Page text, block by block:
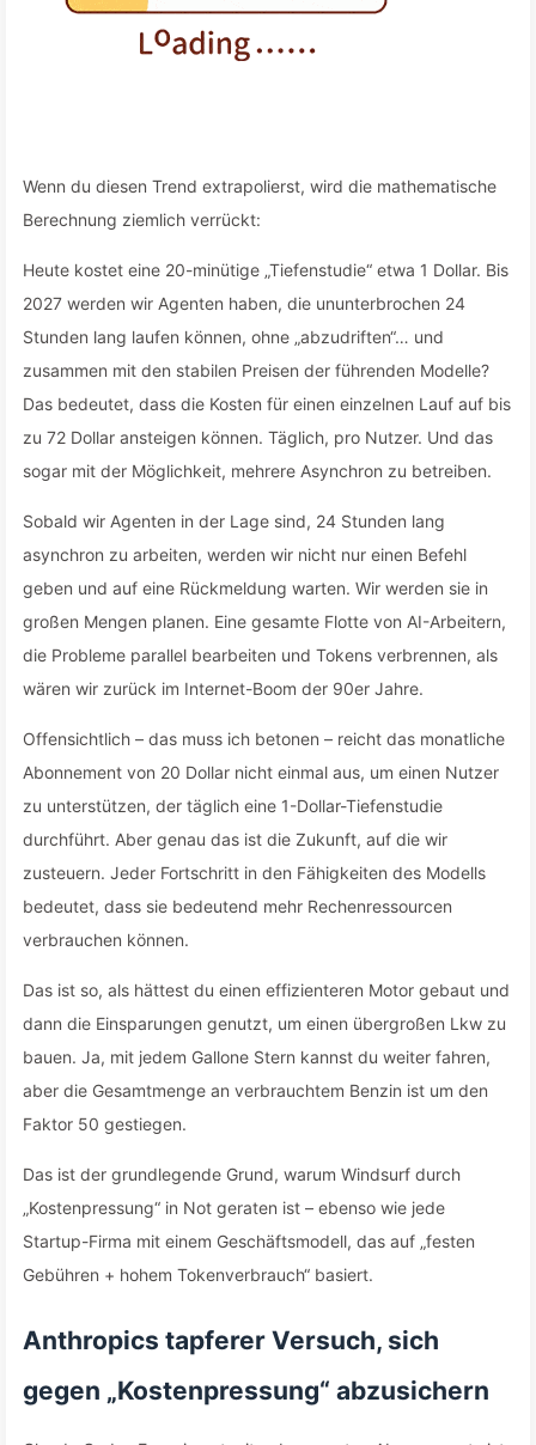
Wenn du diesen Trend extrapolierst, wird die mathematische
Berechnung ziemlich verrückt:
Heute kostet eine 20-minütige „Tiefenstudie“ etwa 1 Dollar. Bis
2027 werden wir Agenten haben, die ununterbrochen 24
Stunden lang laufen können, ohne „abzudriften“… und
zusammen mit den stabilen Preisen der führenden Modelle?
Das bedeutet, dass die Kosten für einen einzelnen Lauf auf bis
zu 72 Dollar ansteigen können. Täglich, pro Nutzer. Und das
sogar mit der Möglichkeit, mehrere Asynchron zu betreiben.
Sobald wir Agenten in der Lage sind, 24 Stunden lang
asynchron zu arbeiten, werden wir nicht nur einen Befehl
geben und auf eine Rückmeldung warten. Wir werden sie in
großen Mengen planen. Eine gesamte Flotte von AI-Arbeitern,
die Probleme parallel bearbeiten und Tokens verbrennen, als
wären wir zurück im Internet-Boom der 90er Jahre.
Offensichtlich – das muss ich betonen – reicht das monatliche
Abonnement von 20 Dollar nicht einmal aus, um einen Nutzer
zu unterstützen, der täglich eine 1-Dollar-Tiefenstudie
durchführt. Aber genau das ist die Zukunft, auf die wir
zusteuern. Jeder Fortschritt in den Fähigkeiten des Modells
bedeutet, dass sie bedeutend mehr Rechenressourcen
verbrauchen können.
Das ist so, als hättest du einen effizienteren Motor gebaut und
dann die Einsparungen genutzt, um einen übergroßen Lkw zu
bauen. Ja, mit jedem Gallone Stern kannst du weiter fahren,
aber die Gesamtmenge an verbrauchtem Benzin ist um den
Faktor 50 gestiegen.
Das ist der grundlegende Grund, warum Windsurf durch
„Kostenpressung“ in Not geraten ist – ebenso wie jede
Startup-Firma mit einem Geschäftsmodell, das auf „festen
Gebühren + hohem Tokenverbrauch“ basiert.
Anthropics tapferer Versuch, sich
gegen „Kostenpressung“ abzusichern